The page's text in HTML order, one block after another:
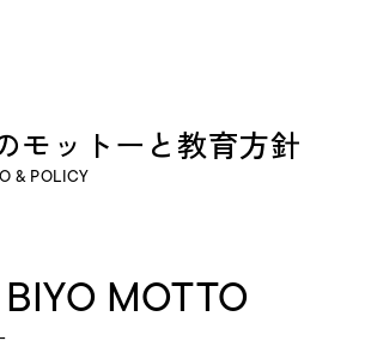
モ ッ トー と教育方針
& POLICY
MOTTO